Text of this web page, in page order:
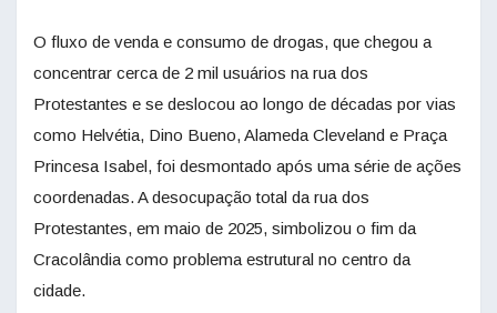
O fluxo de venda e consumo de drogas, que chegou a
concentrar cerca de 2 mil usuários na rua dos
Protestantes e se deslocou ao longo de décadas por vias
como Helvétia, Dino Bueno, Alameda Cleveland e Praça
Princesa Isabel, foi desmontado após uma série de ações
coordenadas. A desocupação total da rua dos
Protestantes, em maio de 2025, simbolizou o fim da
Cracolândia como problema estrutural no centro da
cidade.